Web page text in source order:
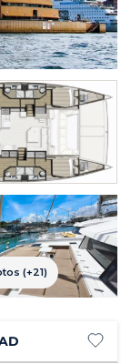
Ver las fotos (+21)